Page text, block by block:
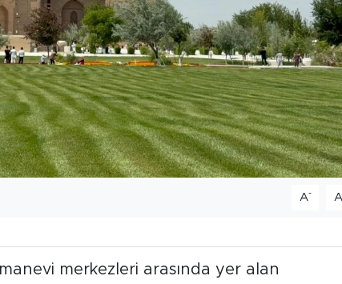
A- A
merkezleri arasında yer alan